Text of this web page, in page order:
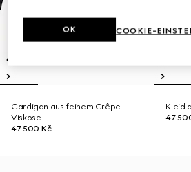
Cardigan aus feinem Crêpe-
Viskose
47 500 Kč
Kleid
47
COOKIE-
OK